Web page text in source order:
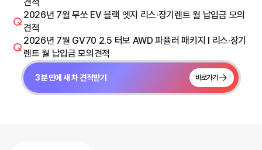
2026년 7월 무쏘 EV 블랙 엣지 리스·장기렌트 월 납입금 모의
견적
2026년 7월 GV70 2.5 터보 AWD 파퓰러 패키지 I 리스·장기
렌트 월 납입금 모의견적
3분 만에 새 차 견적받기 바로가기